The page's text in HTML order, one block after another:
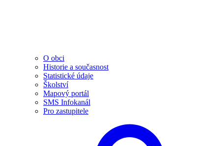
O obci
Historie a současnost
Statistické údaje
Školství
Mapový portál
SMS Infokanál
Pro zastupitele